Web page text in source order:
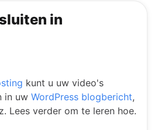
in
kunt u uw video's
in uw WordPress blogbericht,
Lees verder om te leren hoe.